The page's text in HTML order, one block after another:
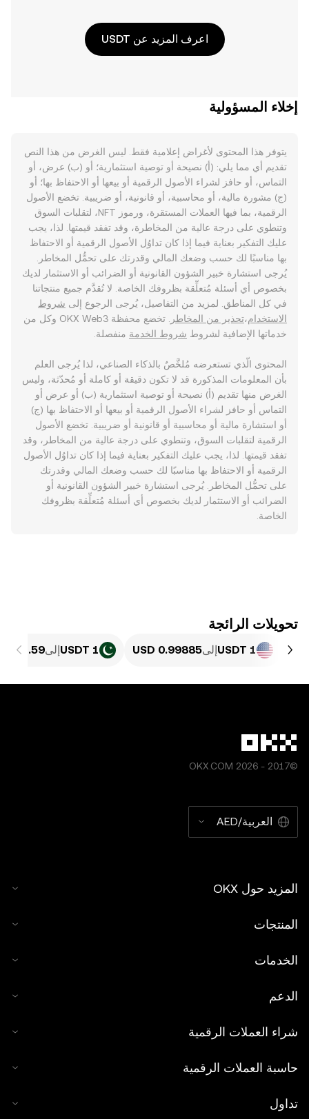
اعرف المزيد عن USDT
إخلاء المسؤولية
يتوفر هذا المحتوى لأغراض إعلامية فقط. ليس الغرض من هذا النص
تقديم أي مما يلي: (أ) نصيحة أو توصية استثمارية؛ أو (ب) عرض، أو
التماس، أو حافز لشراء الأصول الرقمية أو بيعها أو الاحتفاظ بها؛ أو
(ج) مشورة مالية، أو محاسبية، أو قانونية، أو ضريبية. تخضع الأصول
الرقمية، بما فيها العملات المستقرة، ورموز NFT، لتقلبات السوق
وتنطوي على درجة عالية من المخاطرة، وقد تفقد قيمتها. لذا، يجب
عليك التفكير بعناية فيما إذا كان تداوُل الأصول الرقمية أو الاحتفاظ
بها مناسبًا لك حسب وضعك المالي وقدرتك على تحمُّل المخاطر.
يُرجى استشارة خبير الشؤون القانونية أو الضرائب أو الاستثمار لديك
بخصوص أي أسئلة مُتعلِّقة بظروفك الخاصة. لا تُقدَّم جميع منتجاتنا
في كل المناطق. لمزيد من التفاصيل، يُرجى الرجوع إلى شروط
الاستخدام،تحذير من المخاطر
. تخضع محفظة OKX Web3 وكل من
خدماتها الإضافية لشروط شروط الخدمة منفصلة.
المحتوى الّذي تستعرضه مُلخَّصٌ بالذكاء الصناعي، لذا يُرجى العلم
بأن المعلومات المذكورة قد لا تكون دقيقة أو كاملة أو مُحدّثة، وليس
الغرض منها تقديم (أ) نصيحة أو توصية استثمارية (ب) أو عرض أو
التماس أو حافز لشراء الأصول الرقمية أو بيعها أو الاحتفاظ بها (ج)
أو استشارة مالية أو محاسبية أو قانونية أو ضريبية. تخضع الأصول
الرقمية لتقلبات السوق، وتنطوي على درجة عالية من المخاطر، وقد
تفقد قيمتها. لذا، يجب عليك التفكير بعناية فيما إذا كان تداوُل الأصول
الرقمية أو الاحتفاظ بها مناسبًا لك حسب وضعك المالي وقدرتك
على تحمُّل المخاطر. يُرجى استشارة خبير الشؤون القانونية أو
الضرائب أو الاستثمار لديك بخصوص أي أسئلة مُتعلِّقة بظروفك
الخاصة.
تحويلات الرائجة
1 USDT إلى 1 USDT إلى
©2017 - 2026 OKX.COM
العربية/AED
المزيد حول OKX
المنتجات
الخدمات
الدعم
شراء العملات الرقمية
حاسبة العملات الرقمية
تداول